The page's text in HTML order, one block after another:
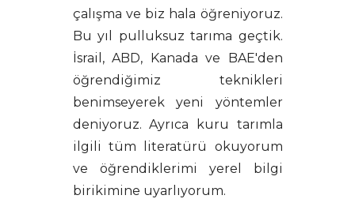
çalışma ve biz hala öğreniyoruz.
Bu yıl pulluksuz tarıma geçtik.
İsrail, ABD, Kanada ve BAE'den
öğrendiğimiz teknikleri
benimseyerek yeni yöntemler
deniyoruz. Ayrıca kuru tarımla
ilgili tüm literatürü okuyorum
ve öğrendiklerimi yerel bilgi
birikimine uyarlıyorum.